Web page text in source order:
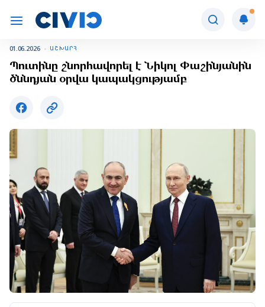
01.06.2026 ԱՇԽԱՐՀ
Պուտինը շնորհավորել է Նիկոլ Փաշինյանին
ծննդյան օրվա կապակցությամբ